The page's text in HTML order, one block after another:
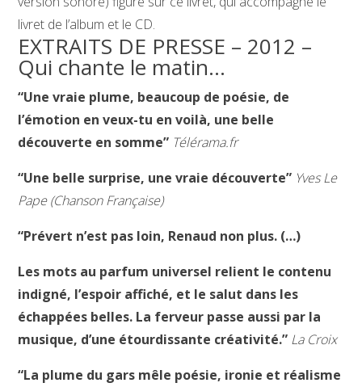
livret de l’album et le CD.
EXTRAITS DE PRESSE – 2012 –
Qui chante le matin…
“Une vraie plume, beaucoup de poésie, de
l’émotion en veux-tu en voilà, une belle
découverte en somme” Télérama.fr
“Une belle surprise, une vraie découverte” Yves Le
Pape (Chanson Française)
“Prévert n’est pas loin, Renaud non plus. (…)
Les mots au parfum universel relient le contenu
indigné, l’espoir affiché, et le salut dans les
échappées belles. La ferveur passe aussi par la
musique, d’une étourdissante créativité.” La Croix
“La plume du gars mêle poésie, ironie et réalisme